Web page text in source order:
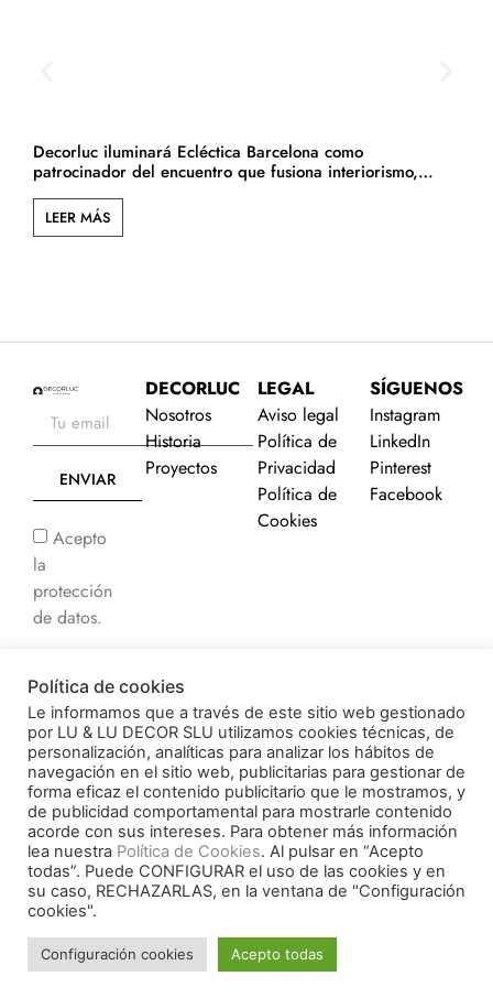
Decorluc iluminará Ecléctica Barcelona como
patrocinador del encuentro que fusiona interiorismo,
LEER MÁS
Acepto
la
protección
de datos.
recibir
comunicaciones
comerciales.
ENVIAR
DECORLUC
Nosotros
Historia
Proyectos
LEGAL
Aviso legal
Política de
Privacidad
Política de
Cookies
SÍGUENOS
Instagram
LinkedIn
Pinterest
Facebook
Financiado por la Unión
Europea –
NextGenerationEU
Kit digital
© 2026 Decorluc. All
rights reserved.
Política de cookies
Le informamos que a través de este sitio web gestionado
por LU & LU DECOR SLU utilizamos cookies técnicas, de
personalización, analíticas para analizar los hábitos de
navegación en el sitio web, publicitarias para gestionar de
forma eficaz el contenido publicitario que le mostramos, y
de publicidad comportamental para mostrarle contenido
acorde con sus intereses. Para obtener más información
lea nuestra Política de Cookies. Al pulsar en “Acepto
todas”. Puede CONFIGURAR el uso de las cookies y en
su caso, RECHAZARLAS, en la ventana de "Configuración
cookies".
Configuración cookies Acepto todas